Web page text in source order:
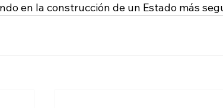
en la construcción de un Estado más